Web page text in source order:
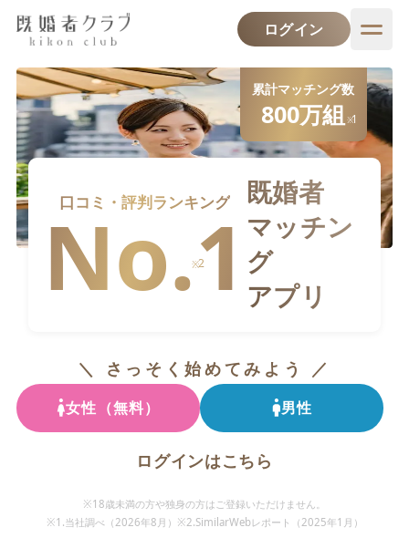
ログイン
累計マッチング数
800万組 ※1
既婚者
マッチン
グ
アプリ
口コミ・評判ランキング
No.1
※2
＼ さっそく始めてみよう ／
女性（無料） 男性
ログインはこちら
※18歳未満の方や独身の方はご登録いただけません。
※1.当社調べ（2026年8月 ） ※2.SimilarWebレポート（2025年1月）